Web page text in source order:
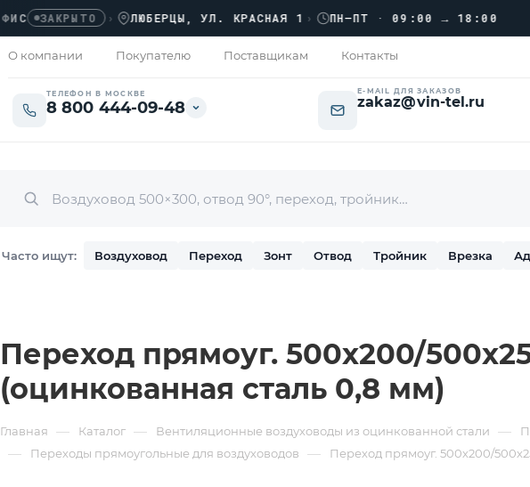
ЗАКРЫТО › ЛЮБЕРЦЫ, УЛ. КРАСНАЯ 1› ПН–ПТ · 09:00 → 18:00 ›››
О компании Покупателю Поставщикам Контакты
ТЕЛЕФОН В МОСКВЕ
8 800 444-09-48
E-MAIL ДЛЯ ЗАКАЗОВ
zakaz@vin-tel.ru
Часто ищут: Воздуховод Переход Зонт Отвод Тройник Врезка
Переход прямоуг. 500х200/
(оцинкованная сталь 0,8 мм)
Главная — Каталог — Вентиляционные воздуховоды из оцинкованной стали —
— Переходы прямоугольные для воздуховодов — Переход прямоуг. 500х200/